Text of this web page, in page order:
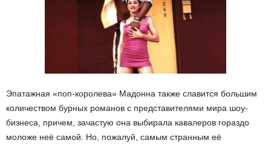
Эпатажная «поп-королева» Мадонна также славится большим
количеством бурных романов с представителями мира шоу-
бизнеса, причем, зачастую она выбирала кавалеров гораздо
моложе неё самой. Но, пожалуй, самым странным её